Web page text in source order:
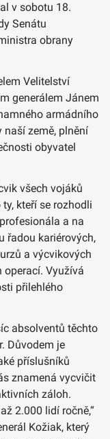
v sobotu 18.
Senátu
obrany
Velitelství
generálem Jánem
armádního
země, plnění
obyvatel
všech vojáků
kteří se rozhodli
a na
řadou kariérových,
a výcvikových
operací. Využívá
přilehlého
absolventů těchto
Důvodem je
příslušníků
znamená vycvičit
záloh.
2.000 lidí ročně,“
Kožiak, který